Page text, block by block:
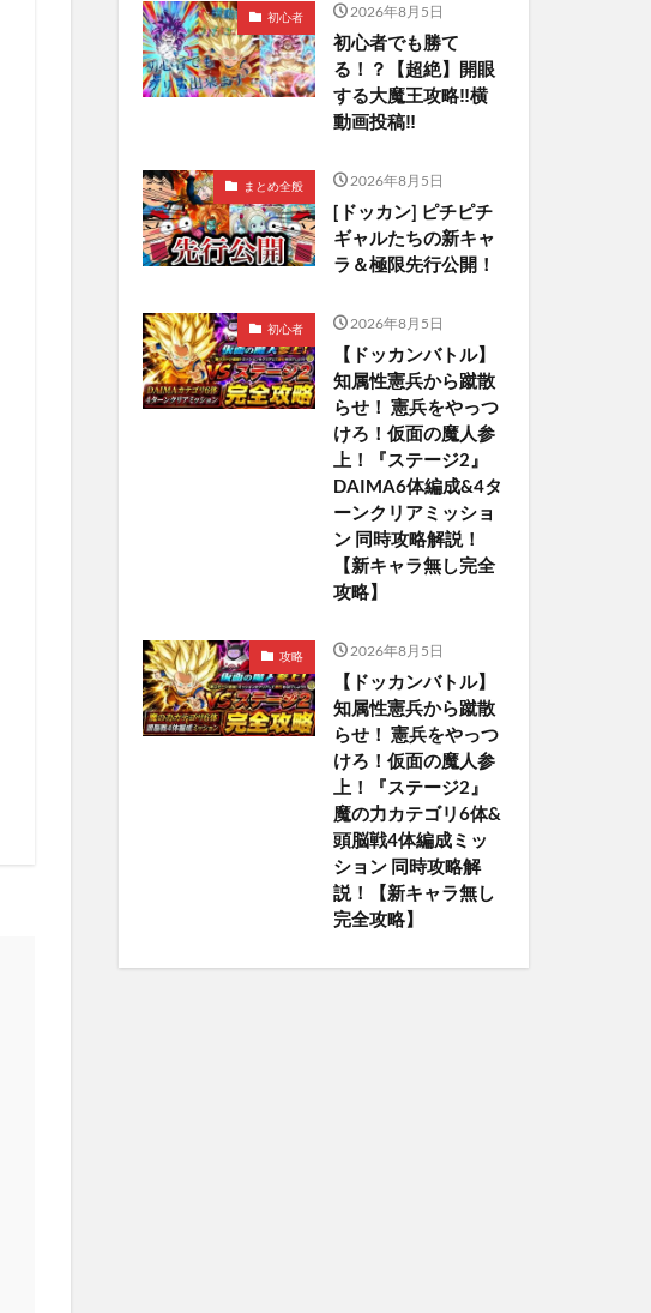
初心者 2026年8月5日
初心者でも勝て
る！？【超絶】開眼
する大魔王攻略‼️横
動画投稿‼︎
まとめ全般 2026年8月5日
[ドッカン] ピチピチ
ギャルたちの新キャ
ラ＆極限先行公開！
初心者 2026年8月5日
【ドッカンバトル】
知属性憲兵から蹴散
らせ！ 憲兵をやっつ
けろ！仮面の魔人参
上！『ステージ2』
DAIMA6体編成&4タ
ーンクリアミッショ
ン 同時攻略解説！
【新キャラ無し完全
攻略】
攻略 2026年8月5日
【ドッカンバトル】
知属性憲兵から蹴散
らせ！ 憲兵をやっつ
けろ！仮面の魔人参
上！『ステージ2』
魔の力カテゴリ6体&
頭脳戦4体編成ミッ
ション 同時攻略解
説！【新キャラ無し
完全攻略】